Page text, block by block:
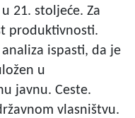
21. stoljeće. Za
produktivnosti.
ispasti, da je
u
javnu. Ceste.
vlasništvu.